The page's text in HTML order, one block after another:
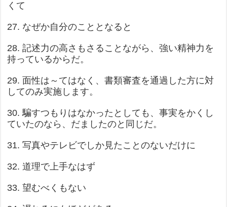
くて
27. なぜか自分のこととなると
28. 記述力の高さもさることながら、強い精神力を
持っているからだ。
29. 面性は～てはなく、書類審査を通過した方に対
してのみ実施します。
30. 騙すつもりはなかったとしても、事実をかくし
ていたのなら、だましたのと同じだ。
31. 写真やテレビでしか見たことのないだけに
32. 道理で上手なはず
33. 望むべくもない